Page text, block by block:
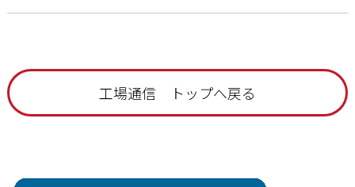
工場通信 トップへ戻る